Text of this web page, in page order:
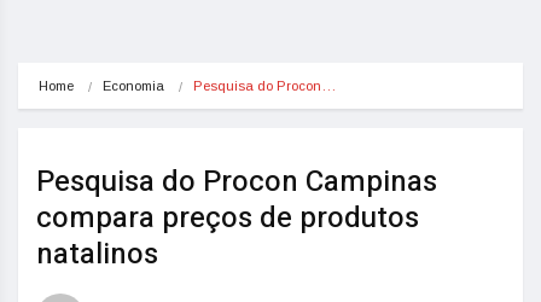
Home Economia Pesquisa do Procon…
Pesquisa do Procon Campinas
compara preços de produtos
natalinos